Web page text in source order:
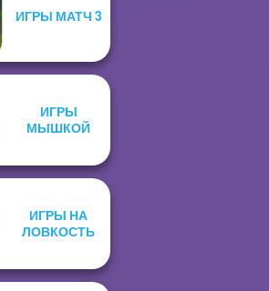
ИГРЫ МАТЧ 3
ИГРЫ
МЫШКОЙ
ИГРЫ НА
ЛОВКОСТЬ